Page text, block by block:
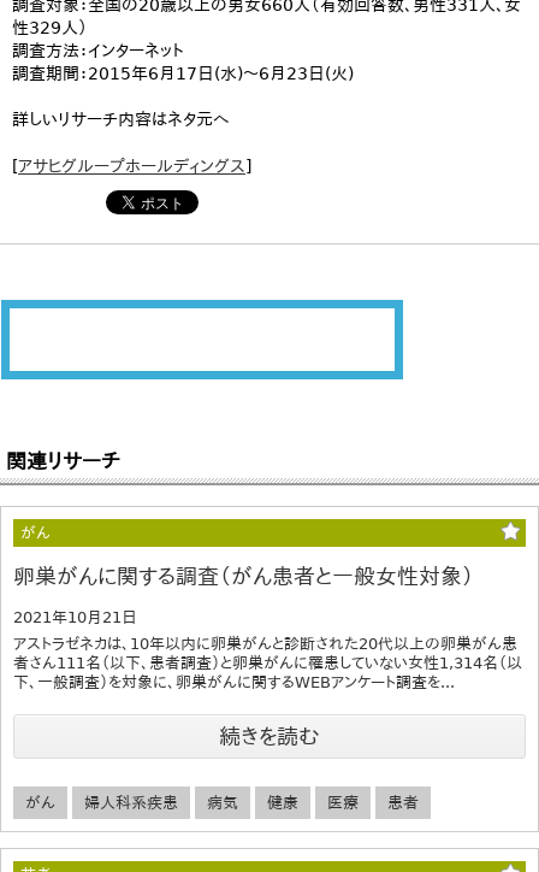
調査対象：全国の20歳以上の男女660人（有効回答数、男性331人、女
性329人）
調査方法：インターネット
調査期間：2015年6月17日(水)～6月23日(火)
詳しいリサーチ内容はネタ元へ
[アサヒグループホールディングス]
関連リサーチ
がん
卵巣がんに関する調査（がん患者と一般女性対象）
2021年10月21日
アストラゼネカは、10年以内に卵巣がんと診断された20代以上の卵巣がん患
者さん111名（以下、患者調査）と卵巣がんに罹患していない女性1,314名（以
下、一般調査）を対象に、卵巣がんに関するWEBアンケート調査を...
続きを読む
がん 婦人科系疾患 病気 健康 医療 患者